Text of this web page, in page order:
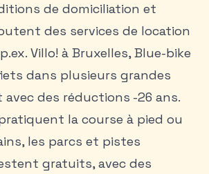
de domiciliation et
des services de location
Villo! à Bruxelles, Blue-bike
dans plusieurs grandes
des réductions -26 ans.
la course à pied ou
les parcs et pistes
gratuits, avec des